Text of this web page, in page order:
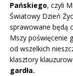
Pańskiego, czyli
Światowy Dzień
sprawowane będą
Mszy poświęcenie
od wszelkich
klasztory
gardła.